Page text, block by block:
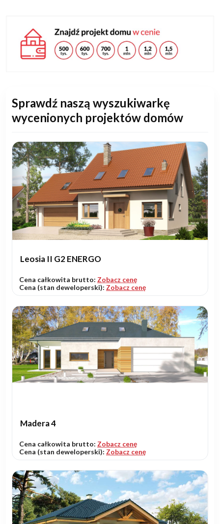
Sprawdź naszą wyszukiwarkę
wycenionych projektów domów
Leosia II G2 ENERGO
Cena całkowita brutto: Zobacz cenę
Cena (stan deweloperski): Zobacz cenę
Madera 4
Cena całkowita brutto: Zobacz cenę
Cena (stan deweloperski): Zobacz cenę